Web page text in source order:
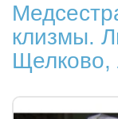
клизмы.
Щелково,